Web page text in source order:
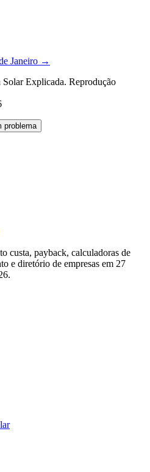
Janeiro →
Explicada. Reprodução
problema
custa, payback, calculadoras de
e diretório de empresas em 27